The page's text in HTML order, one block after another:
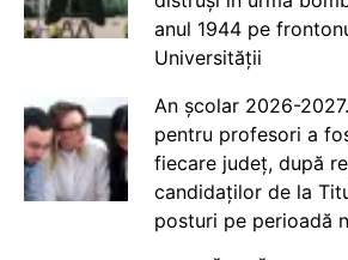
anul 1944 pe
Universității
An școlar 2026-
pentru profesori a
fiecare județ, după
candidaților de la
posturi pe perioadă